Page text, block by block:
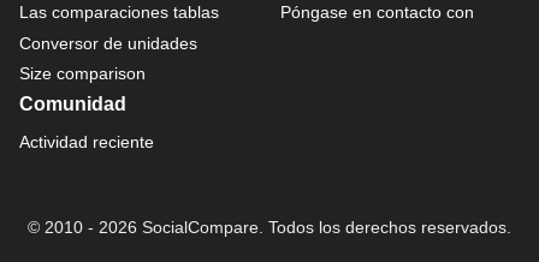
Las comparaciones tablas
Conversor de unidades
Size comparison
Póngase en contacto con
Comunidad
Actividad reciente
© 2010 - 2026 SocialCompare. Todos los derechos reservados.